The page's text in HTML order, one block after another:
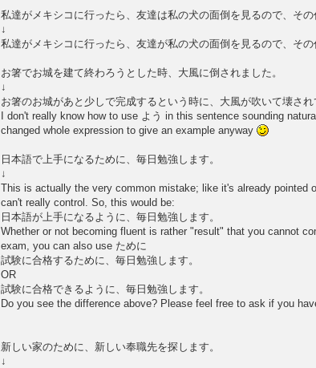
私達がメキシコに行ったら、友達は私の犬の面倒を見るので、そ
↓
私達がメキシコに行ったら、友達が私の犬の面倒を見るので、そ
お箸でお城を建て終わろうとした時、大風に倒されました。
↓
お箸のお城があと少しで完成するという時に、大風が吹いて壊され
I don't really know how to use よう in this sentence sounding
changed whole expression to give an example anyway
日本語で上手になるために、毎日勉強します。
↓
This is actually the very common mistake; like it's already pointed
can't really control. So, this would be:
日本語が上手になるように、毎日勉強します。
Whether or not becoming fluent is rather "result" that you cannot
exam, you can also use ために
試験に合格するために、毎日勉強します。
OR
試験に合格できるように、毎日勉強します。
Do you see the difference above? Please feel free to ask if you
新しい家のために、新しい奉職先を探します。
↓